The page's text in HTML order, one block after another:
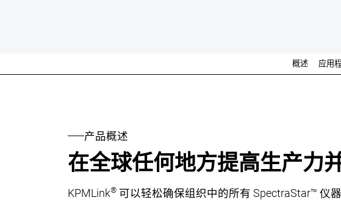
概述 应用
产品概述
在全球任何地方提高生产力
KPMLink® 可以轻松确保组织中的所有 SpectraStar™ 仪